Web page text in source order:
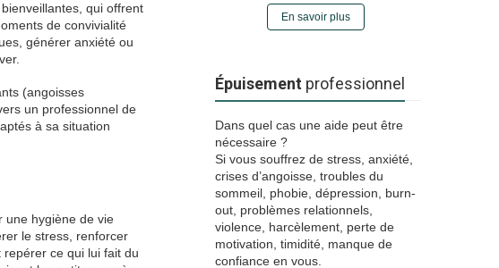
qui offrent
de convivialité
générer anxiété ou
(angoisses
un professionnel de
à sa situation
une hygiène de vie
le stress, renforcer
ce qui lui fait du
En savoir plus
Épuisement professionnel
Dans quel cas une aide peut être
nécessaire ?
Si vous souffrez de stress, anxiété,
crises d’angoisse, troubles du
sommeil, phobie, dépression, burn-
out, problèmes relationnels,
violence, harcèlement, perte de
motivation, timidité, manque de
confiance en vous.